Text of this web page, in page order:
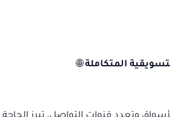
🌐